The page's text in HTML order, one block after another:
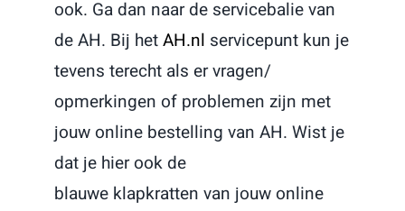
ook. Ga dan naar de servicebalie van
de AH. Bij hetAH.nl servicepunt kun je
tevens terecht als er vragen/
opmerkingen of problemen zijn met
jouw online bestelling van AH. Wist je
dat je hier ook de
blauwe klapkratten van jouw online